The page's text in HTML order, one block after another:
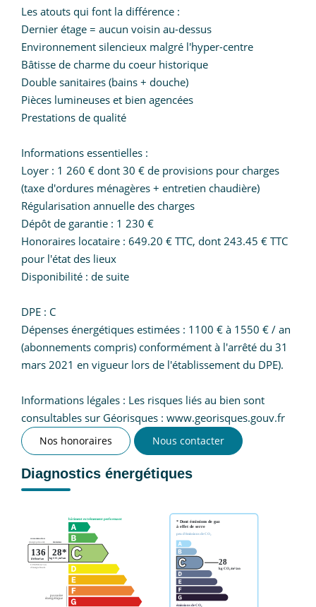
Les atouts qui font la différence :
Dernier étage = aucun voisin au-dessus
Environnement silencieux malgré l'hyper-centre
Bâtisse de charme du coeur historique
Double sanitaires (bains + douche)
Pièces lumineuses et bien agencées
Prestations de qualité
Informations essentielles :
Loyer : 1 260 € dont 30 € de provisions pour charges
(taxe d'ordures ménagères + entretien chaudière)
Régularisation annuelle des charges
Dépôt de garantie : 1 230 €
Honoraires locataire : 649.20 € TTC, dont 243.45 € TTC
pour l'état des lieux
Disponibilité : de suite
DPE : C
Dépenses énergétiques estimées : 1100 € à 1550 € / an
(abonnements compris) conformément à l'arrêté du 31
mars 2021 en vigueur lors de l'établissement du DPE).
Informations légales : Les risques liés au bien sont
consultables sur Géorisques : www.georisques.gouv.fr
Nos honoraires Nous contacter
Diagnostics énergétiques